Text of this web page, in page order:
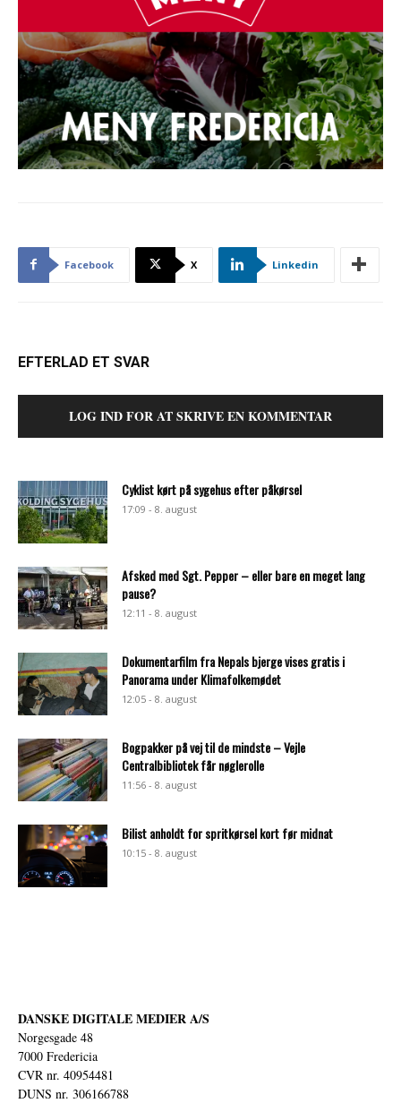
Facebook X Linkedin
EFTERLAD ET SVAR
LOG IND FOR AT SKRIVE EN KOMMENTAR
Cyklist kørt på sygehus efter påkørsel
17:09 - 8. august
Afsked med Sgt. Pepper – eller bare en meget lang
pause?
12:11 - 8. august
Dokumentarfilm fra Nepals bjerge vises gratis i
Panorama under Klimafolkemødet
12:05 - 8. august
Bogpakker på vej til de mindste – Vejle
Centralbibliotek får nøglerolle
11:56 - 8. august
Bilist anholdt for spritkørsel kort før midnat
10:15 - 8. august
DANSKE DIGITALE MEDIER A/S
Norgesgade 48
7000 Fredericia
CVR nr. 40954481
DUNS nr. 306166788